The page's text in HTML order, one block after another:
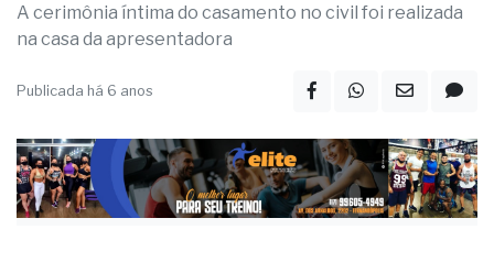
A cerimônia íntima do casamento no civil foi realizada
na casa da apresentadora
Publicada há 6 anos